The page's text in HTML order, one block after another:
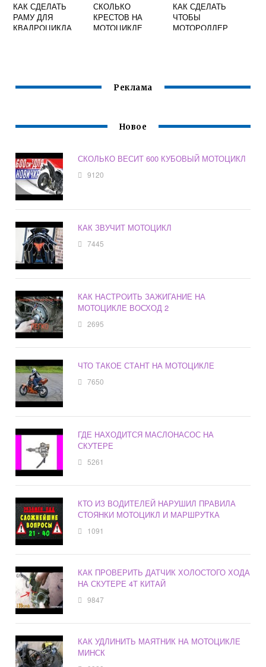
КАК СДЕЛАТЬ
РАМУ ДЛЯ
КВАДРОЦИКЛА
СКОЛЬКО
КРЕСТОВ НА
МОТОЦИКЛЕ
КАК СДЕЛАТЬ
ЧТОБЫ
МОТОРОЛЛЕР
Реклама
Новое
СКОЛЬКО ВЕСИТ 600 КУБОВЫЙ МОТОЦИКЛ
9120
КАК ЗВУЧИТ МОТОЦИКЛ
7445
КАК НАСТРОИТЬ ЗАЖИГАНИЕ НА
МОТОЦИКЛЕ ВОСХОД 2
2695
ЧТО ТАКОЕ СТАНТ НА МОТОЦИКЛЕ
7650
ГДЕ НАХОДИТСЯ МАСЛОНАСОС НА
СКУТЕРЕ
5261
КТО ИЗ ВОДИТЕЛЕЙ НАРУШИЛ ПРАВИЛА
СТОЯНКИ МОТОЦИКЛ И МАРШРУТКА
1091
КАК ПРОВЕРИТЬ ДАТЧИК ХОЛОСТОГО ХОДА
НА СКУТЕРЕ 4Т КИТАЙ
9847
КАК УДЛИНИТЬ МАЯТНИК НА МОТОЦИКЛЕ
МИНСК